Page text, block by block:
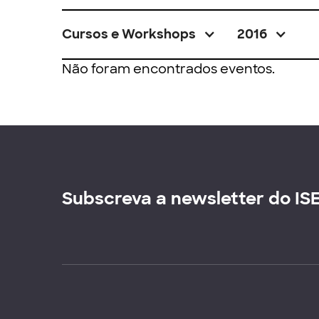
Cursos e Workshops 2016
Não foram encontrados eventos.
Subscreva a newsletter do